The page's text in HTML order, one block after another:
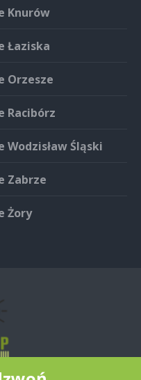
Knurów
Łaziska
Orzesze
Racibórz
Śląski
Zabrze
Żory